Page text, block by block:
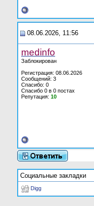
08.06.2026, 11:56
medinfo
Заблокирован
Регистрация: 08.06.2026
Сообщений: 3
Спасибо: 0
Спасибо 0 в 0 постах
Репутация: 10
Социальные закладки
Digg